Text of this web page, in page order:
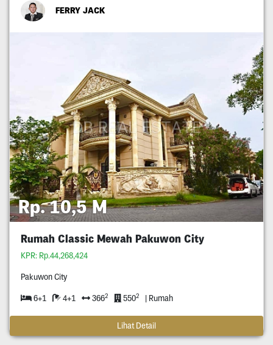
FERRY JACK
Rp. 10,5 M
Rumah Classic Mewah Pakuwon City
KPR: Rp.44,268,424
Pakuwon City
6+1 4+1 3662 5502 | Rumah
Lihat Detail